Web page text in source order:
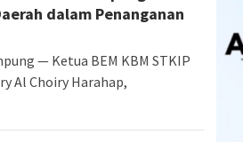
dalam Penanganan
— Ketua BEM KBM STKIP
Al Choiry Harahap,